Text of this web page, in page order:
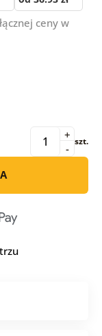
ceny w
-
+ szt.